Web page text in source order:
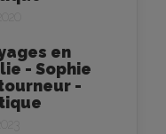
en
- Sophie
-